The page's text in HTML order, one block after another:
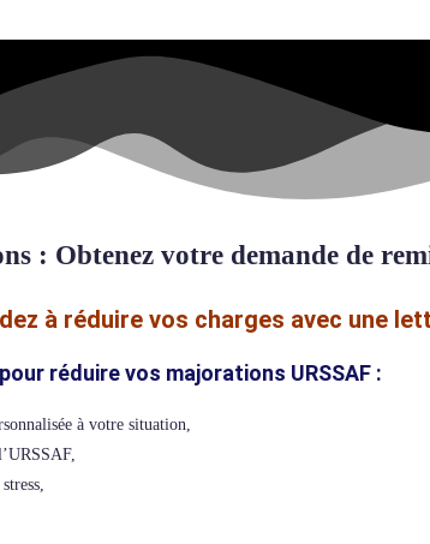
: Obtenez votre demande de
à réduire vos charges avec une
réduire vos majorations URSSAF :
à votre situation,